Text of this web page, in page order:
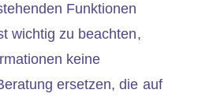
Funktionen
wichtig zu beachten,
keine
ersetzen, die auf